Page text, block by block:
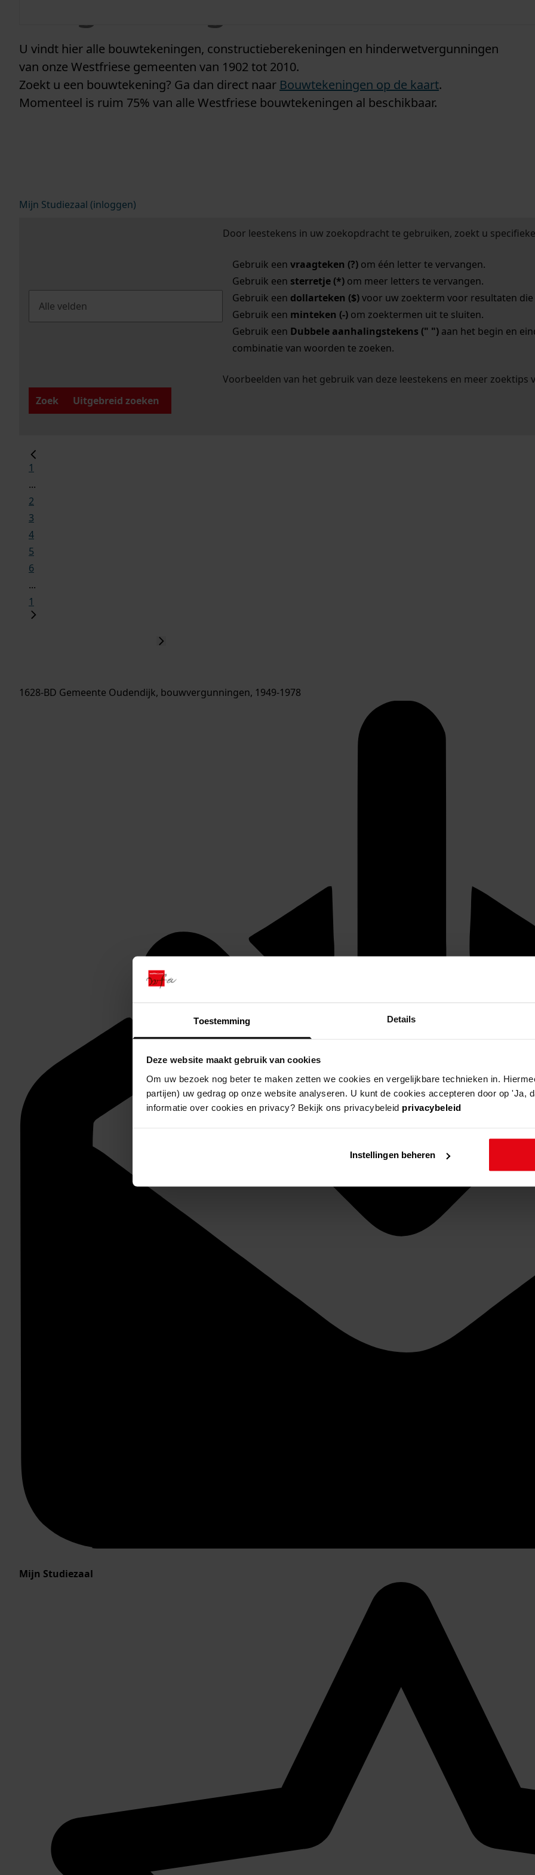
Toestemming Details
Deze website maakt gebruik van cookies
Om uw bezoek nog beter te maken zetten we cookies en vergelijkbare technieken in.
partijen) uw gedrag op onze website analyseren. U kunt de cookies accepteren door op 'Ja,
informatie over cookies en privacy? Bekijk ons privacybeleid privacybeleid
Instellingen beheren
U vindt hier alle bouwtekeningen, constructieberekeningen en hinderwetvergunningen
van onze Westfriese gemeenten van 1902 tot 2010.
Zoekt u een bouwtekening? Ga dan direct naar Bouwtekeningen op de kaart.
Momenteel is ruim 75% van alle Westfriese bouwtekeningen al beschikbaar.
Mijn Studiezaal (inloggen)
Door leestekens in uw zoekopdracht te gebruiken, zoekt u
Gebruik een vraagteken (?)om één letter te vervangen.
Gebruik een sterretje (*)om meer letters te vervangen.
Gebruik een dollarteken ($)voor uw zoekterm voor resultaten die
Gebruik een minteken (-)om zoektermen uit te sluiten.
Gebruik een Dubbele aanhalingstekens (" ")aan het begin en
combinatie van woorden te zoeken.
Voorbeelden van het gebruik van deze leestekens en meer zoektips
Zoek
Uitgebreid zoeken
1
...
2
3
4
5
6
...
1
1628-BD Gemeente Oudendijk, bouwvergunningen, 1949-1978
Mijn Studiezaal